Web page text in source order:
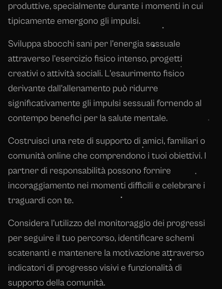
produttive, specialmente durante i momenti in cui
tipicamente emergono gli impulsi.
Sviluppa sbocchi sani per l'energia sessuale
attraverso l'esercizio fisico intenso, progetti
creativi o attività sociali. L'esaurimento fisico
derivante dall'allenamento può ridurre
significativamente gli impulsi sessuali fornendo al
contempo benefici per la salute mentale.
Costruisci una rete di supporto di amici, familiari o
comunità online che comprendono i tuoi obiettivi. I
partner di responsabilità possono fornire
incoraggiamento nei momenti difficili e celebrare i
traguardi con te.
Considera l'utilizzo del monitoraggio dei progressi
per seguire il tuo percorso, identificare schemi
scatenanti e mantenere la motivazione attraverso
indicatori di progresso visivi e funzionalità di
supporto della comunità.